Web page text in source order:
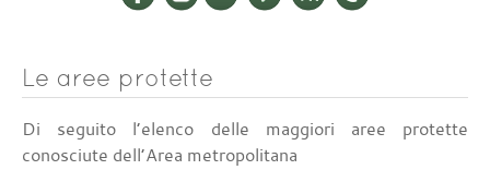
Le aree protette
Di seguito l’elenco delle maggiori aree protette
conosciute dell’Area metropolitana